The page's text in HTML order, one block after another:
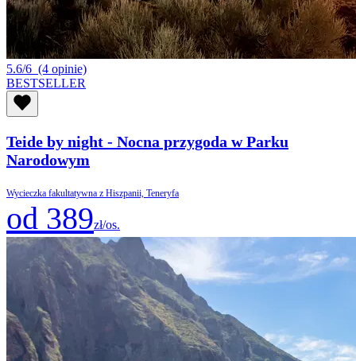
5.6/6 (4 opinie)
BESTSELLER
Teide by night - Nocna przygoda w Parku
Narodowym
Wycieczka fakultatywna z Hiszpanii, Teneryfa
od 389zł/os.